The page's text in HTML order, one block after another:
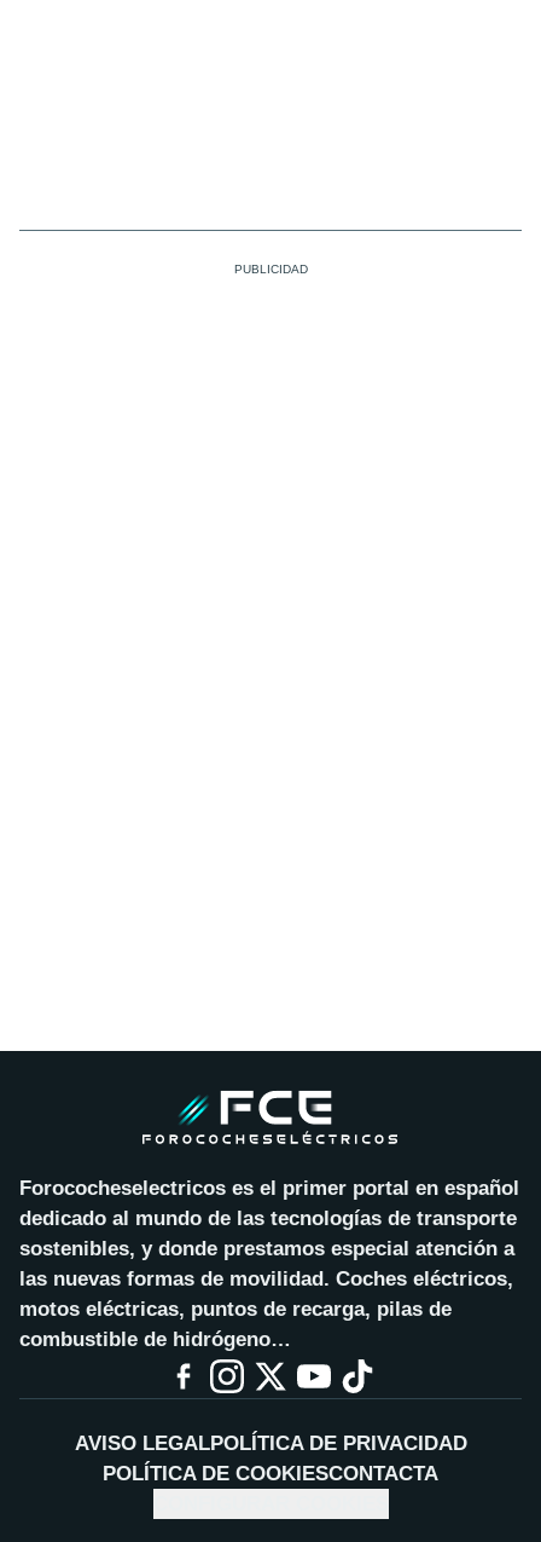
Forococheselectricos es el primer portal en español
dedicado al mundo de las tecnologías de transporte
sostenibles, y donde prestamos especial atención a
las nuevas formas de movilidad. Coches eléctricos,
motos eléctricas, puntos de recarga, pilas de
combustible de hidrógeno…
AVISO LEGALPOLÍTICA DE PRIVACIDAD
POLÍTICA DE COOKIESCONTACTA